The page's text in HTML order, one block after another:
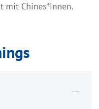
mit Chines*innen.